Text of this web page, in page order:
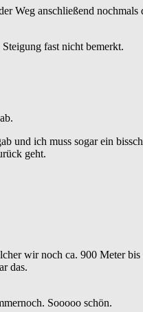
Weg anschließend
fast nicht bemerkt.
und ich muss sogar ein
geht.
wir noch ca. 900 Meter
das.
Sooooo schön.